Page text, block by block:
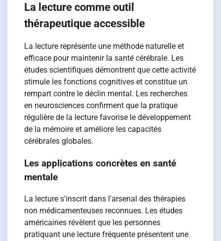
La lecture comme outil
thérapeutique accessible
La lecture représente une méthode naturelle et
efficace pour maintenir la santé cérébrale. Les
études scientifiques démontrent que cette activité
stimule les fonctions cognitives et constitue un
rempart contre le déclin mental. Les recherches
en neurosciences confirment que la pratique
régulière de la lecture favorise le développement
de la mémoire et améliore les capacités
cérébrales globales.
Les applications concrètes en santé
mentale
La lecture s'inscrit dans l'arsenal des thérapies
non médicamenteuses reconnues. Les études
américaines révèlent que les personnes
pratiquant une lecture fréquente présentent une